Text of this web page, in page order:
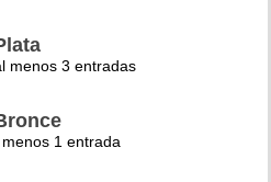
menos 3 entradas
1 entrada